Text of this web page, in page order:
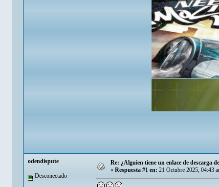
odendispute
Desconectado
Re: ¿Alguien tiene un enlace de descarga
« Respuesta #1 en: 21 Octubre 2025, 04:43